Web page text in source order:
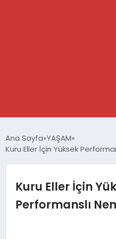
DÜNYA
EKONOMİ
Ana Sayfa YAŞAM
Kuru Eller İçin Yüksek
Kuru Eller İçin
Performanslı